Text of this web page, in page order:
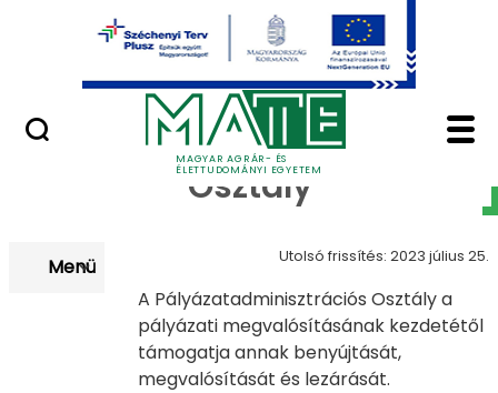
Ugrás a fő tartalomhoz
MAGYAR AGRÁR- ÉS
ÉLETTUDOMÁNYI EGYETEM
Uniós pályázatok
Nemzetközi pályázatok
Pályázatadminisztrációs
Osztály
Menü Utolsó frissítés: 2023 július 25.
A Pályázatadminisztrációs Osztály a
pályázati megvalósításának kezdetétől
támogatja annak benyújtását,
megvalósítását és lezárását.